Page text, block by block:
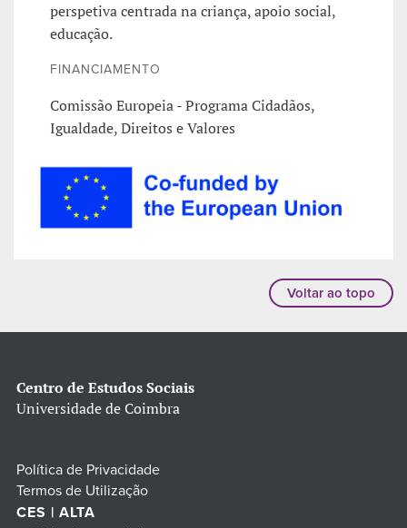
perspetiva centrada na criança, apoio social,
educação.
FINANCIAMENTO
Comissão Europeia - Programa Cidadãos,
Igualdade, Direitos e Valores
Voltar ao topo
Centro de Estudos Sociais
Universidade de Coimbra
Política de Privacidade
Termos de Utilização
CES | ALTA